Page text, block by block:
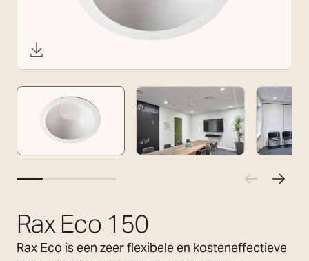
Rax Eco 150
Rax Eco is een zeer flexibele en kosteneffectieve